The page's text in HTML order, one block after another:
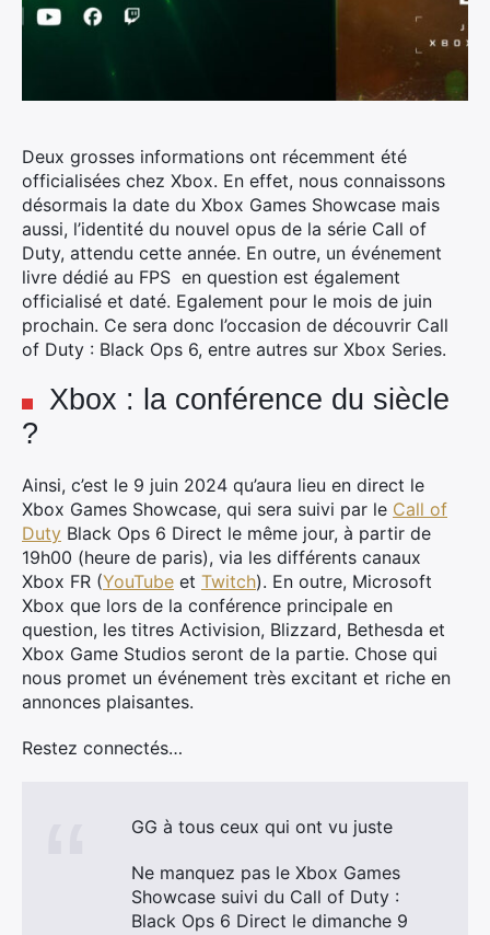
Deux grosses informations ont récemment été
officialisées chez Xbox. En effet, nous connaissons
désormais la date du Xbox Games Showcase mais
aussi, l’identité du nouvel opus de la série Call of
Duty, attendu cette année. En outre, un événement
livre dédié au FPS en question est également
officialisé et daté. Egalement pour le mois de juin
prochain. Ce sera donc l’occasion de découvrir Call
of Duty : Black Ops 6, entre autres sur Xbox Series.
Xbox : la conférence du siècle
?
Ainsi, c’est le 9 juin 2024 qu’aura lieu en direct le
Xbox Games Showcase, qui sera suivi par le Call of
Duty Black Ops 6 Direct le même jour, à partir de
19h00 (heure de paris), via les différents canaux
Xbox FR (YouTube et Twitch). En outre, Microsoft
Xbox que lors de la conférence principale en
question, les titres Activision, Blizzard, Bethesda et
Xbox Game Studios seront de la partie. Chose qui
nous promet un événement très excitant et riche en
annonces plaisantes.
Restez connectés…
GG à tous ceux qui ont vu juste
Ne manquez pas le Xbox Games
Showcase suivi du Call of Duty :
Black Ops 6 Direct le dimanche 9